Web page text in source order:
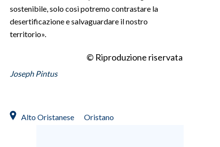
sostenibile, solo così potremo contrastare la
desertificazione e salvaguardare il nostro
territorio».
© Riproduzione riservata
Joseph Pintus
Alto Oristanese Oristano